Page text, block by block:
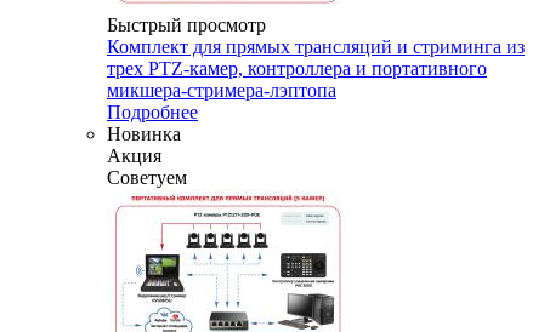
Быстрый просмотр
Комплект для прямых трансляций и стриминга из
трех PTZ-камер, контроллера и портативного
микшера-стримера-лэптопа
Подробнее
Новинка
Акция
Советуем